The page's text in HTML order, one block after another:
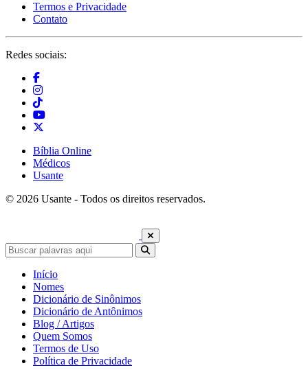
Termos e Privacidade
Contato
Redes sociais:
Bíblia Online
Médicos
Usante
© 2026 Usante - Todos os direitos reservados.
Início
Nomes
Dicionário de Sinônimos
Dicionário de Antônimos
Blog / Artigos
Quem Somos
Termos de Uso
Política de Privacidade